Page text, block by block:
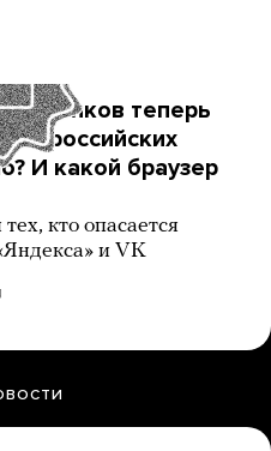
банков теперь
в российских
И какой браузер
кто опасается
и VK